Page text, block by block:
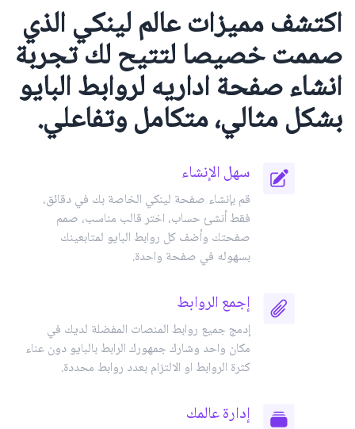
اكتشف مميزات عالم لينكي الذي
صممت خصيصا لتتيح لك تجربة
انشاء صفحة اداريه لروابط البايو
بشكل مثالي، متكامل وتفاعلي.
سهل الإنشاء
قم بإنشاء صفحة لينكي الخاصة بك في دقائق،
فقط أنشئ حساب، اختر قالب مناسب، صمم
صفحتك وأضف كل روابط البايو لمتابعينك
بسهوله في صفحة واحدة.
إجمع الروابط
إدمج جميع روابط المنصات المفضلة لديك في
مكان واحد وشارك جمهورك الرابط بالبايو دون عناء
كثرة الروابط او الالتزام بعدد روابط محددة.
إدارة عالمك